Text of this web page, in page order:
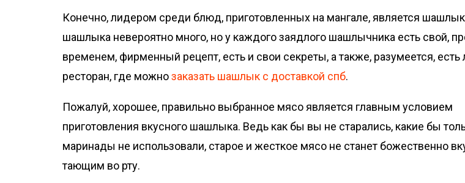
Конечно, лидером среди блюд, приготовленных на мангале, является
шашлыка невероятно много, но у каждого заядлого шашлычника есть свой,
временем, фирменный рецепт, есть и свои секреты, а также, разумеется,
ресторан, где можнозаказать шашлык с доставкой спб.
Пожалуй, хорошее, правильно выбранное мясо является главным условием
приготовления вкусного шашлыка. Ведь как бы вы не старались, какие бы
маринады не использовали, старое и жесткое мясо не станет божественно
тающим во рту.